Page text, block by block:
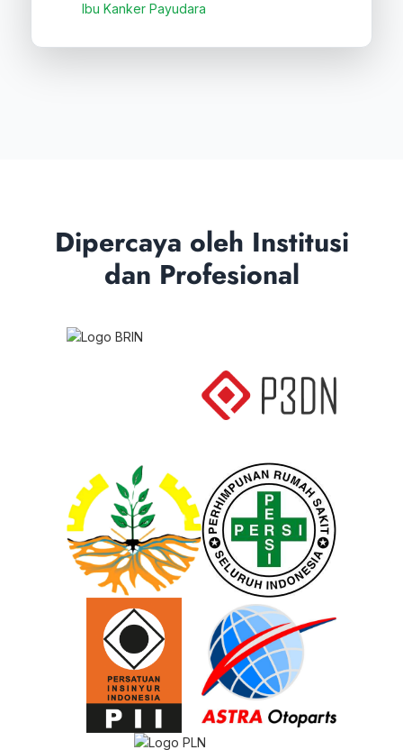
Ibu Kanker Payudara
Dipercaya oleh Institusi
dan Profesional